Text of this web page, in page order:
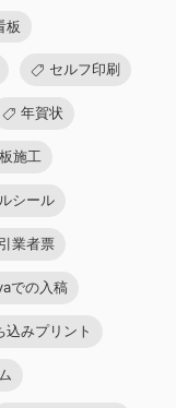
板
セルフ印刷
年賀状
施工
シール
業者票
での入稿
込みプリント